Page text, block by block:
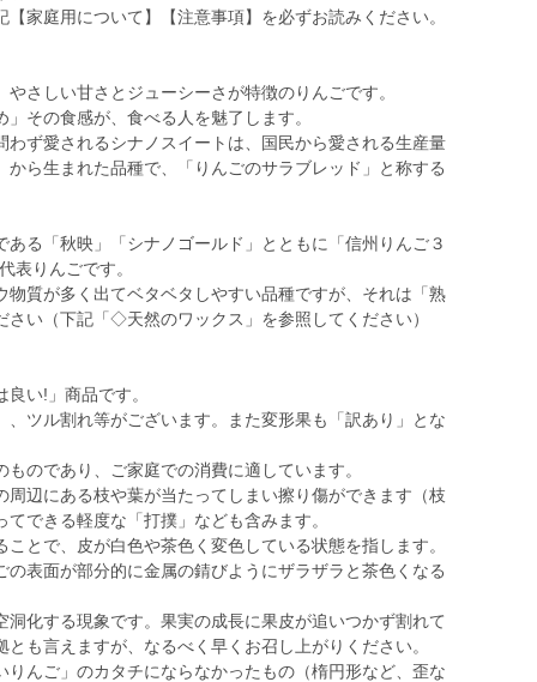
家庭用について】【注意事項】を必ずお読みください。
さしい甘さとジューシーさが特徴のりんごです。
その食感が、食べる人を魅了します。
ず愛されるシナノスイートは、国民から愛される生産量
ら生まれた品種で、「りんごのサラブレッド」と称する
る「秋映」「シナノゴールド」とともに「信州りんご３
表りんごです。
質が多く出てベタベタしやすい品種ですが、それは「熟
い（下記「◇天然のワックス」を参照してください）
い!」商品です。
ツル割れ等がございます。また変形果も「訳あり」とな
のであり、ご家庭での消費に適しています。
辺にある枝や葉が当たってしまい擦り傷ができます（枝
できる軽度な「打撲」なども含みます。
とで、皮が白色や茶色く変色している状態を指します。
表面が部分的に金属の錆びようにザラザラと茶色くなる
化する現象です。果実の成長に果皮が追いつかず割れて
も言えますが、なるべく早くお召し上がりください。
んご」のカタチにならなかったもの（楕円形など、歪な